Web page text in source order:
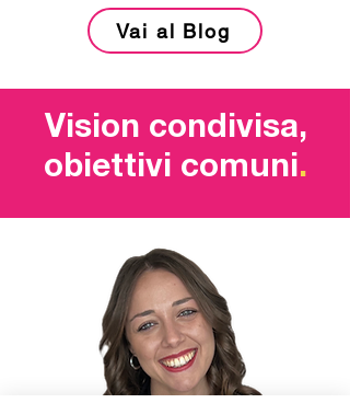
Vai al Blog
Vision condivisa,
obiettivi comuni.